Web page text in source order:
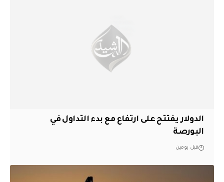
الدولار يفتتح على ارتفاع مع بدء التداول في
البورصة
قبل يومين